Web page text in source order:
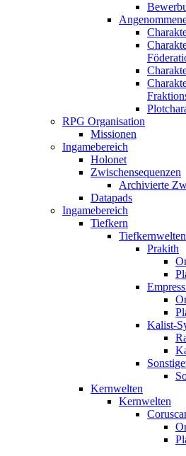
RPG Organisation
Missionen
Ingamebereich
Holonet
Zwischensequenzen
Archivierte
Datapads
Ingamebereich
Tiefkern
Tiefkernwelten
Prakith
Kalist-
Kernwelten
Kernwelten